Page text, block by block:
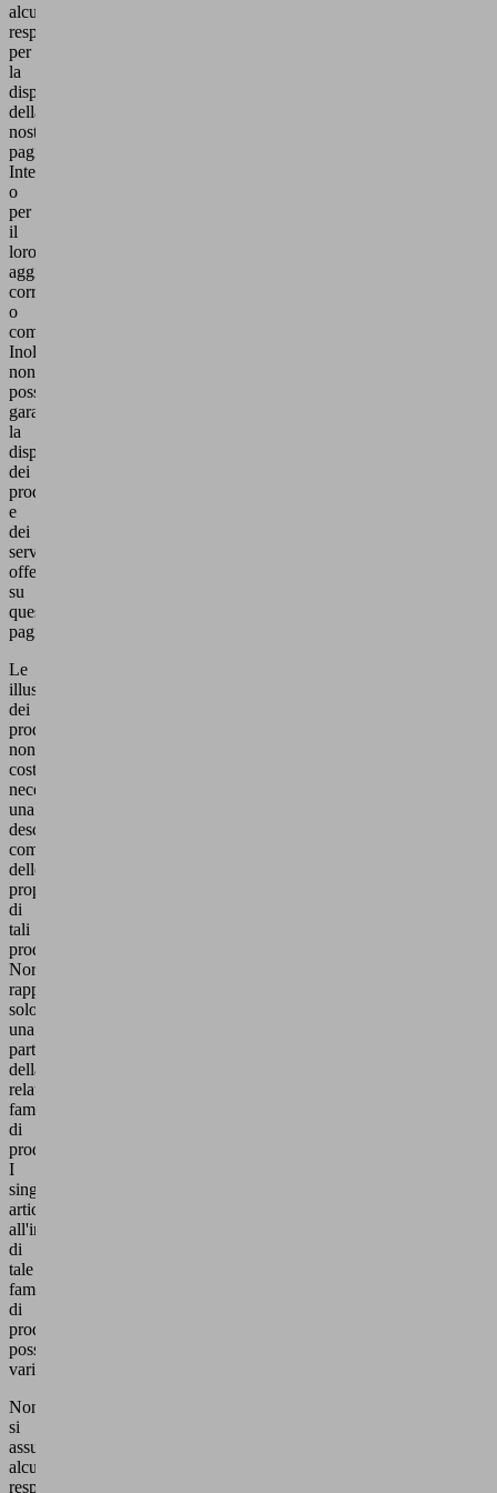
alcuna
responsabilità
per
la
disponibilità
della
nostra
pagine
Internet
o
per
il
loro
aggiornamento,
correttezza
o
completezza.
Inoltre,
non
possiamo
garantire
la
disponibilità
dei
prodotti
e
dei
servizi
offerti
su
queste
pagine.
Le
illustrazioni
dei
prodotti
non
costituiscono
necessariamente
una
descrizione
completa
delle
proprietà
di
tali
prodotti.
Normalmente
rappresentano
solo
una
parte
della
relativa
famiglia
di
prodotti.
I
singoli
articoli
all'interno
di
tale
famiglia
di
prodotti
possono
variare.
Non
si
assumiamo
alcuna
responsabilità